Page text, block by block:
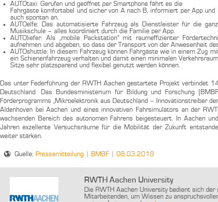
AUTOtaxi: Gerufen und geöffnet per Smartphone fährt es die
Fahrgäste komfortabel und sicher von A nach B, informiert per App
auch spontan an.
AUTOelfe: Das automatisierte Fahrzeug als Dienstleister für die
Musikschule – alles koordiniert durch die Familie per App.
AUTOliefer: Als „mobile Packstation“ mit raumeffizienter
aufnehmen und abgeben, so dass der Transport von der Anwesenheit
AUTOshuttle: In diesem Fahrzeug können Fahrgäste wie in einem Zug
ein Schienenfahrzeug verhalten und damit einen minimalen
Sitze sehr platzsparend und flexibel genutzt werden können.
Das unter Federführung der RWTH Aachen gestartete Projekt verbindet
Deutschland. Das Bundesministerium für Bildung und Forschung
Förderprogramms „Mikroelektronik aus Deutschland – Innovationstreiber
Aldenhoven bei Aachen und eines innovativen Fahrsimulators an der
wachsenden Bereich des autonomen Fahrens beigesteuert. In Aachen
Jahren exzellente Versuchsräume für die Mobilität der Zukunft
weiter stärken.
Quelle: Pressemitteilung | BMBF | 08.03.2018
RWTH Aachen University
Die RWTH Aachen University bedient sich
Mitarbeitenden, um Wissen zu